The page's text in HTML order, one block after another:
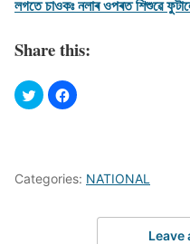
লগতে চাওকঃ নলাৰ ওপৰত শিশুৱে
Share this:
Categories: NATIONAL
Leave